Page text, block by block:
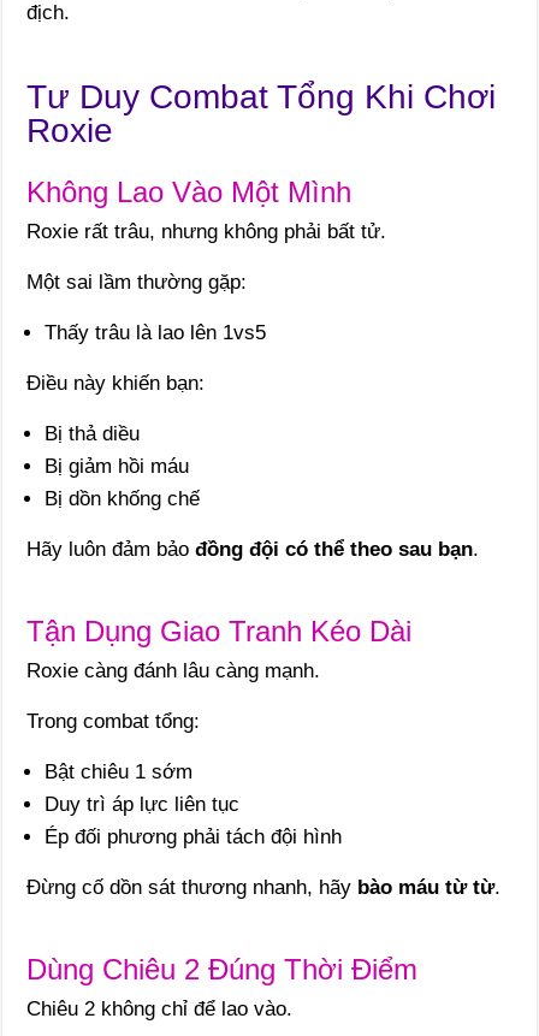
địch.
Tư Duy Combat Tổng Khi Chơi
Roxie
Không Lao Vào Một Mình
Roxie rất trâu, nhưng không phải bất tử.
Một sai lầm thường gặp:
Thấy trâu là lao lên 1vs5
Điều này khiến bạn:
Bị thả diều
Bị giảm hồi máu
Bị dồn khống chế
Hãy luôn đảm bảođồng đội có thể theo sau bạn.
Tận Dụng Giao Tranh Kéo Dài
Roxie càng đánh lâu càng mạnh.
Trong combat tổng:
Bật chiêu 1 sớm
Duy trì áp lực liên tục
Ép đối phương phải tách đội hình
Đừng cố dồn sát thương nhanh, hãy bào máu từ từ.
Dùng Chiêu 2 Đúng Thời Điểm
Chiêu 2 không chỉ để lao vào.